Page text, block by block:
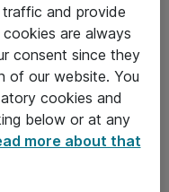
traffic and provide
are always
consent since they
of our website. You
cookies and
below or at any
more about that